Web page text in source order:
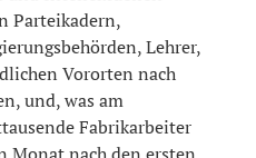
Parteikadern,
Lehrer,
Vororten nach
und, was am
Fabrikarbeiter
Monat nach den ersten